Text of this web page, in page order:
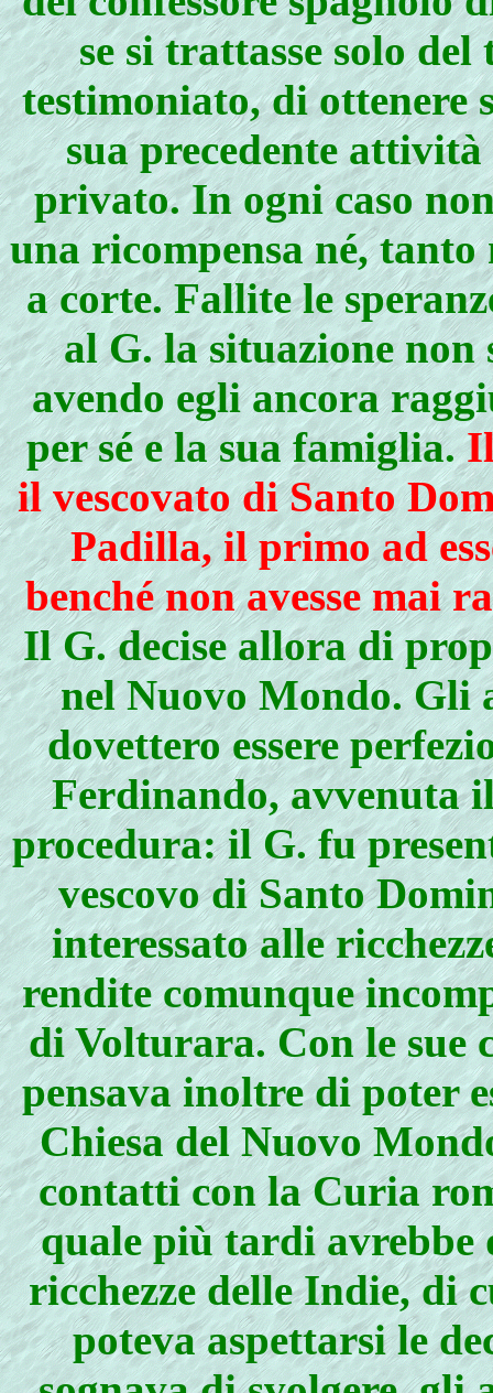
se si trattasse solo
testimoniato, di ottenere
sua precedente
privato. In ogni caso
una ricompensa né,
a corte. Fallite le
al G. la situazione non
avendo egli ancora
per sé e la sua famiglia.
il vescovato di Santo
Padilla, il primo ad
benché non avesse mai
Il G. decise allora di
nel Nuovo Mondo. Gli
dovettero essere
Ferdinando, avvenuta
procedura: il G. fu
vescovo di Santo
interessato alle
rendite comunque
di Volturara. Con le sue
pensava inoltre di poter
Chiesa del Nuovo
contatti con la Curia
quale più tardi avrebbe
ricchezze delle Indie, di
poteva aspettarsi le